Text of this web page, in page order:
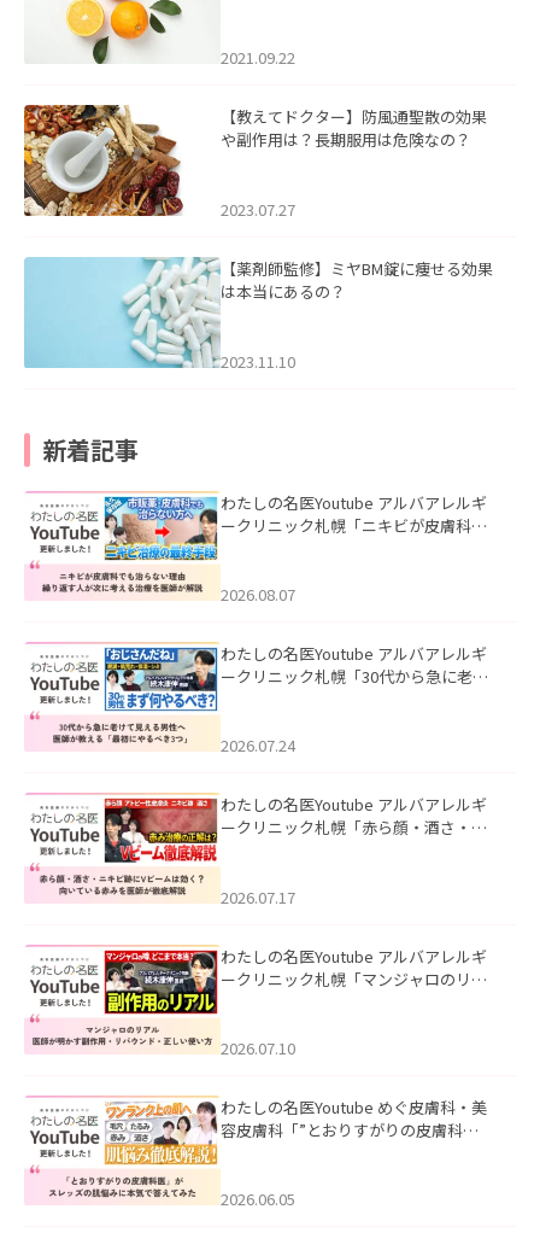
2021.09.22
【教えてドクター】防風通聖散の効果
や副作用は？長期服用は危険なの？
2023.07.27
【薬剤師監修】ミヤBM錠に痩せる効果
は本当にあるの？
2023.11.10
新着記事
わたしの名医Youtube アルバアレルギ
ークリニック札幌「ニキビが皮膚科で
ました。
2026.08.07
わたしの名医Youtube アルバアレルギ
ークリニック札幌「30代から急に老け
た。
2026.07.24
わたしの名医Youtube アルバアレルギ
ークリニック札幌「赤ら顔・酒さ・ニ
した。
2026.07.17
わたしの名医Youtube アルバアレルギ
ークリニック札幌「マンジャロのリア
た。
2026.07.10
わたしの名医Youtube めぐ皮膚科・美
容皮膚科「”とおりすがりの皮膚科
2026.06.05